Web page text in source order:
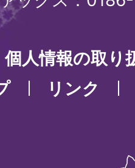
個人情報の取り
リンク